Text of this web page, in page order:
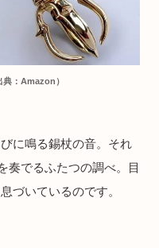
：Amazon）
に鳴る錫杖の音。それ
奏でるふたつの調べ。目
づいているのです。